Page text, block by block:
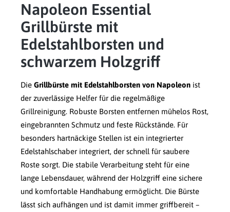
Napoleon Essential
Grillbürste mit
Edelstahlborsten und
schwarzem Holzgriff
Die Grillbürste mit Edelstahlborsten von Napoleon ist
der zuverlässige Helfer für die regelmäßige
Grillreinigung. Robuste Borsten entfernen mühelos Rost,
eingebrannten Schmutz und feste Rückstände. Für
besonders hartnäckige Stellen ist ein integrierter
Edelstahlschaber integriert, der schnell für saubere
Roste sorgt. Die stabile Verarbeitung steht für eine
lange Lebensdauer, während der Holzgriff eine sichere
und komfortable Handhabung ermöglicht. Die Bürste
lässt sich aufhängen und ist damit immer griffbereit –